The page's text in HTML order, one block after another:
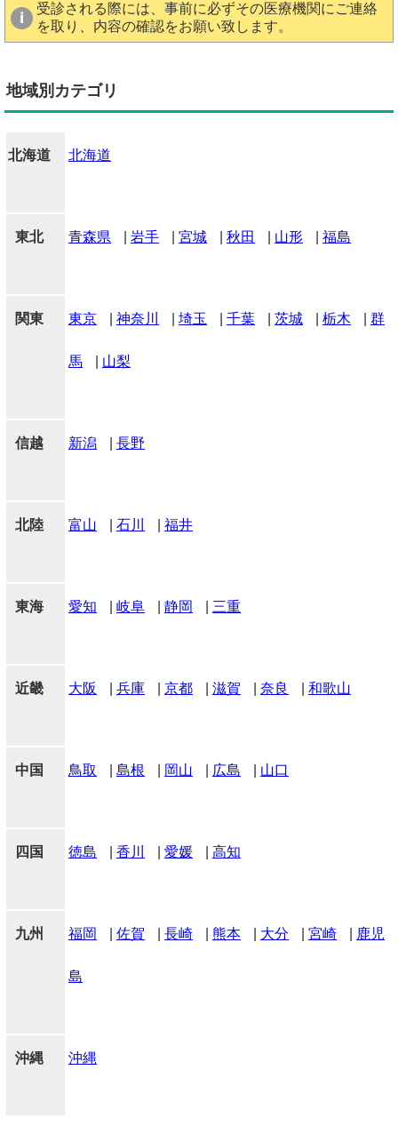
受診される際には、事前に必ずその医療機関にご連絡
を取り、内容の確認をお願い致します。
地域別カテゴリ
北海道 北海道
東北 青森県 岩手 宮城 秋田 山形 福島
関東 東京 神奈川 埼玉 千葉 茨城 栃木 群
馬 山梨
信越 新潟 長野
北陸 富山 石川 福井
東海 愛知 岐阜 静岡 三重
近畿 大阪 兵庫 京都 滋賀 奈良 和歌山
中国 鳥取 島根 岡山 広島 山口
四国 徳島 香川 愛媛 高知
九州 福岡 佐賀 長崎 熊本 大分 宮崎 鹿児
島
沖縄 沖縄